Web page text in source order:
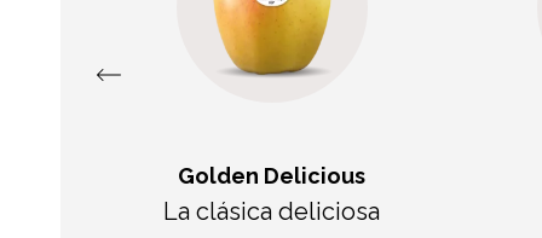
Golden Delicious
La clásica deliciosa